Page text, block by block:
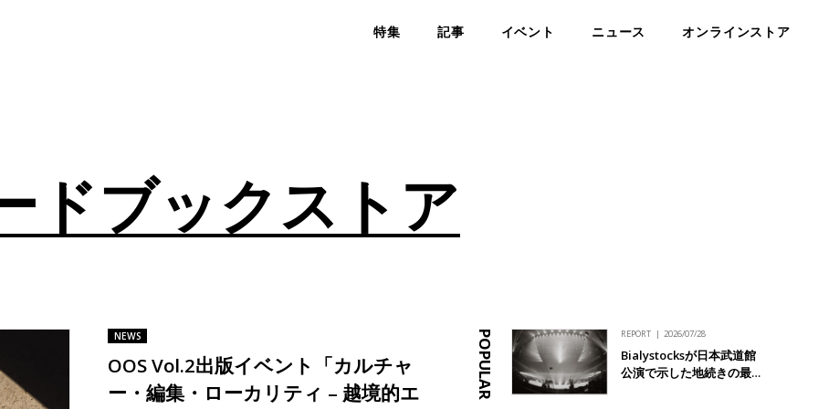
特集 記事 イベント ニュース オンラインストア
ドブックストア
NEWS
OOS Vol.2出版イベント「カルチャ
ー・編集・ローカリティ – 越境的エ
POPULAR REPORT 2026/07/28
Bialystocksが日本武道館
公演で示した地続きの最…